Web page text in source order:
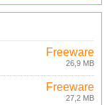
Freeware
26,9 MB
Freeware
27,2 MB